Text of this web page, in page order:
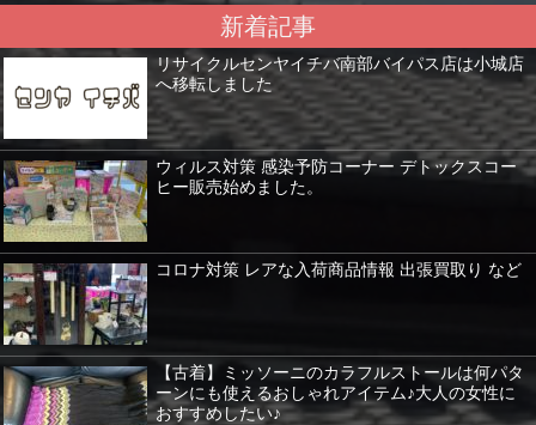
新着記事
リサイクルセンヤイチバ南部バイパス店は小城店
へ移転しました
ウィルス対策 感染予防コーナー デトックスコー
ヒー販売始めました。
コロナ対策 レアな入荷商品情報 出張買取り など
【古着】ミッソーニのカラフルストールは何パタ
ーンにも使えるおしゃれアイテム♪大人の女性に
おすすめしたい♪